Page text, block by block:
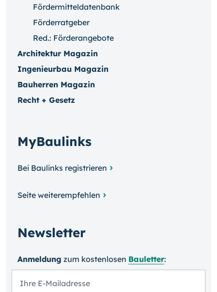
Fördermitteldatenbank
Förderratgeber
Red.: Förderangebote
Architektur Magazin
Ingenieurbau Magazin
Bauherren Magazin
Recht + Gesetz
MyBaulinks
Bei Baulinks registrieren
Seite weiterempfehlen
Newsletter
Anmeldung zum kosten­losen Bauletter: